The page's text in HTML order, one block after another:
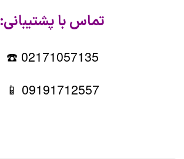
تماس با پشتیبانی:
02171057135 ☎️
09191712557 📱